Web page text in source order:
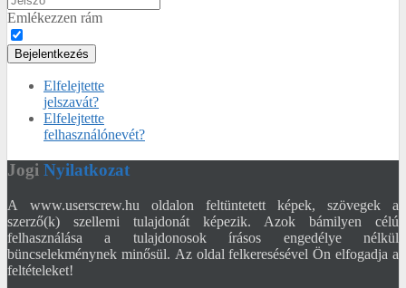
Emlékezzen rám
Bejelentkezés
Elfelejtette
jelszavát?
Elfelejtette
felhasználónevét?
Jogi Nyilatkozat
A www.userscrew.hu oldalon feltüntetett képek, szövegek a
szerző(k) szellemi tulajdonát képezik. Azok bámilyen célú
felhasználása a tulajdonosok írásos engedélye nélkül
büncselekménynek minősül. Az oldal felkeresésével Ön elfogadja a
feltételeket!